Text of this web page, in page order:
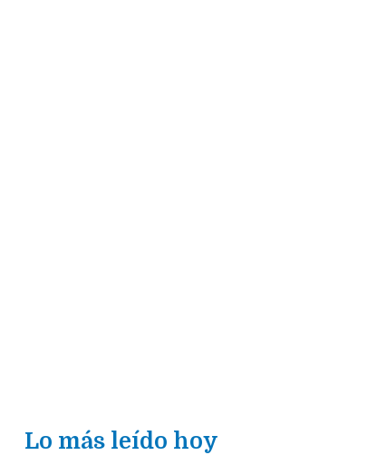
Lo más leído hoy